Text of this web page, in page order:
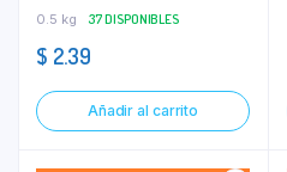
0.5 kg 37 DISPONIBLES
$ 2.39
Añadir al carrito